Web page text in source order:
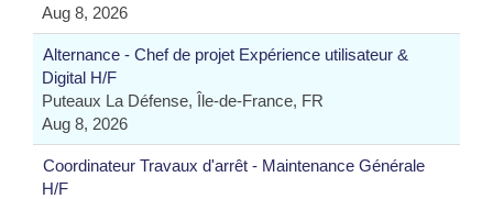
Aug 8, 2026
Alternance - Chef de projet Expérience utilisateur &
Digital H/F
Puteaux La Défense, Île-de-France, FR
Aug 8, 2026
Coordinateur Travaux d'arrêt - Maintenance Générale
H/F